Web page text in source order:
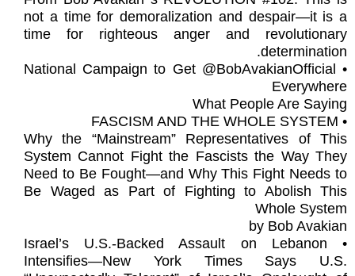
not a time for demoralization and despair—it is a
time for righteous anger and revolutionary
determination.
• National Campaign to Get @BobAvakianOfficial
Everywhere
What People Are Saying
• FASCISM AND THE WHOLE SYSTEM
Why the “Mainstream” Representatives of This
System Cannot Fight the Fascists the Way They
Need to Be Fought—and Why This Fight Needs to
Be Waged as Part of Fighting to Abolish This
Whole System
by Bob Avakian
• Israel’s U.S.-Backed Assault on Lebanon
Intensifies—New York Times Says U.S.